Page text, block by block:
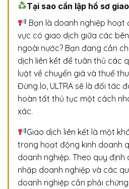
Tại sao cần lập hồ sơ
Bạn là doanh nghiệp hoạt
vực có giao dịch giữa các
ngoài nước? Bạn đang cần
dịch liên kết để tuân thủ các
luật về chuyển giá và thuế
Đừng lo, ULTRA sẽ là đối tác
hoàn tất thủ tục một cách
xác.
Giao dịch liên kết là một
trong hoạt động kinh doanh
doanh nghiệp. Theo quy định
nhập doanh nghiệp và các
doanh nghiệp cần phải